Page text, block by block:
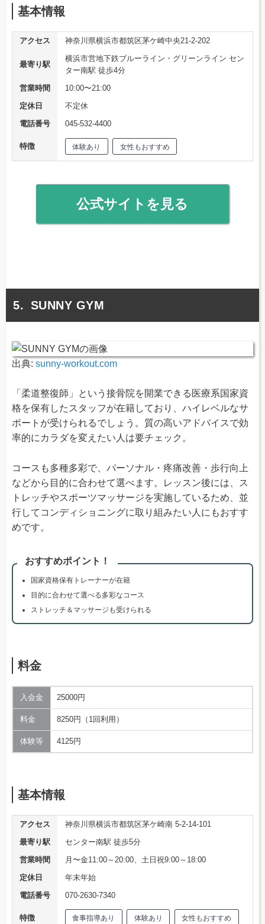
基本情報
アクセス 神奈川県横浜市都筑区茅ケ崎中央21-2-202
最寄り駅
横浜市営地下鉄ブルーライン・グリーンライン セン
ター南駅 徒歩4分
営業時間
10:00〜21:00
定休日
不定休
電話番号
045-532-4400
特徴 体験あり 女性もおすすめ
公式サイトを見る
SUNNY GYM
出典: sunny-workout.com
「柔道整復師」という接骨院を開業できる医療系国家資
格を保有したスタッフが在籍しており、ハイレベルなサ
ポートが受けられるでしょう。質の高いアドバイスで効
率的にカラダを変えたい人は要チェック。
コースも多種多彩で、パーソナル・疼痛改善・歩行向上
などから目的に合わせて選べます。レッスン後には、ス
トレッチやスポーツマッサージを実施しているため、並
行してコンディショニングに取り組みたい人にもおすす
めです。
おすすめポイント！
国家資格保有トレーナーが在籍
目的に合わせて選べる多彩なコース
ストレッチ＆マッサージも受けられる
料金
入会金 25000円
料金 8250円（1回利用）
体験等 4125円
基本情報
アクセス
神奈川県横浜市都筑区茅ケ崎南 5-2-14-101
最寄り駅
センター南駅 徒歩5分
営業時間
月〜金11:00～20:00、土日祝9:00～18:00
定休日
年末年始
電話番号
070-2630-7340
特徴 食事指導あり 体験あり 女性もおすすめ